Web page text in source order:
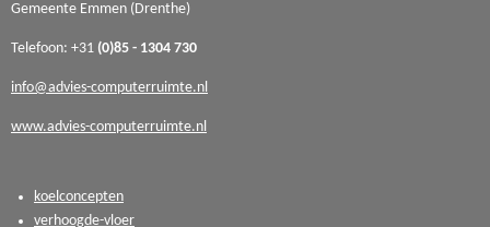
Gemeente Emmen (Drenthe)
Telefoon: +31 (0)85 - 1304 730
info@advies-computerruimte.nl
www.advies-computerruimte.nl
koelconcepten
verhoogde-vloer